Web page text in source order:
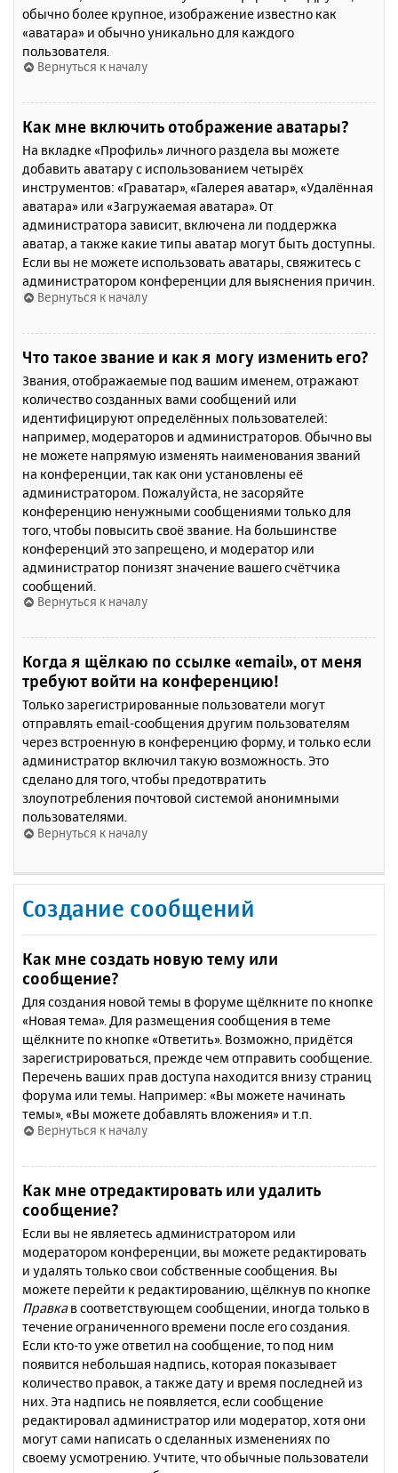
обычно более крупное, изображение известно как
«аватара» и обычно уникально для каждого
пользователя.
Вернуться к началу
Как мне включить отображение аватары?
На вкладке «Профиль» личного раздела вы можете
добавить аватару с использованием четырёх
инструментов: «Граватар», «Галерея аватар», «Удалённая
аватара» или «Загружаемая аватара». От
администратора зависит, включена ли поддержка
аватар, а также какие типы аватар могут быть доступны.
Если вы не можете использовать аватары, свяжитесь с
администратором конференции для выяснения причин.
Вернуться к началу
Что такое звание и как я могу изменить его?
Звания, отображаемые под вашим именем, отражают
количество созданных вами сообщений или
идентифицируют определённых пользователей:
например, модераторов и администраторов. Обычно вы
не можете напрямую изменять наименования званий
на конференции, так как они установлены её
администратором. Пожалуйста, не засоряйте
конференцию ненужными сообщениями только для
того, чтобы повысить своё звание. На большинстве
конференций это запрещено, и модератор или
администратор понизят значение вашего счётчика
сообщений.
Вернуться к началу
Когда я щёлкаю по ссылке «email», от меня
требуют войти на конференцию!
Только зарегистрированные пользователи могут
отправлять email-сообщения другим пользователям
через встроенную в конференцию форму, и только если
администратор включил такую возможность. Это
сделано для того, чтобы предотвратить
злоупотребления почтовой системой анонимными
пользователями.
Вернуться к началу
Создание сообщений
Как мне создать новую тему или
сообщение?
Для создания новой темы в форуме щёлкните по кнопке
«Новая тема». Для размещения сообщения в теме
щёлкните по кнопке «Ответить». Возможно, придётся
зарегистрироваться, прежде чем отправить сообщение.
Перечень ваших прав доступа находится внизу страниц
форума или темы. Например: «Вы можете начинать
темы», «Вы можете добавлять вложения» и т.п.
Вернуться к началу
Как мне отредактировать или удалить
сообщение?
Если вы не являетесь администратором или
модератором конференции, вы можете редактировать
и удалять только свои собственные сообщения. Вы
можете перейти к редактированию, щёлкнув по кнопке
Правкав соответствующем сообщении, иногда только в
течение ограниченного времени после его создания.
Если кто-то уже ответил на сообщение, то под ним
появится небольшая надпись, которая показывает
количество правок, а также дату и время последней из
них. Эта надпись не появляется, если сообщение
редактировал администратор или модератор, хотя они
могут сами написать о сделанных изменениях по
своему усмотрению. Учтите, что обычные пользователи